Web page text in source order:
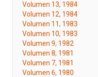
Volumen 13, 1984
Volumen 12, 1984
Volumen 11, 1983
Volumen 10, 1983
Volumen 9, 1982
Volumen 8, 1981
Volumen 7, 1981
Volumen 6, 1980